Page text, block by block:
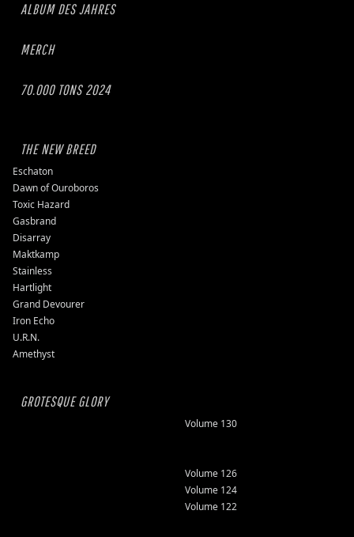
ALBUM DES JAHRES
MERCH
70.000 TONS 2024
THE NEW BREED
Eschaton
Dawn of Ouroboros
Toxic Hazard
Gasbrand
Disarray
Maktkamp
Stainless
Hartlight
Grand Devourer
Iron Echo
U.R.N.
Amethyst
GROTESQUE GLORY
Volume 130
Volume 126
Volume 124
Volume 122